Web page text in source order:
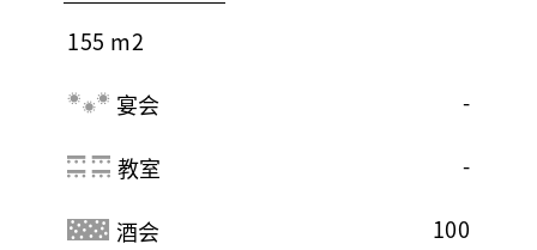
155 m2
宴会
-
教室 -
酒会 100